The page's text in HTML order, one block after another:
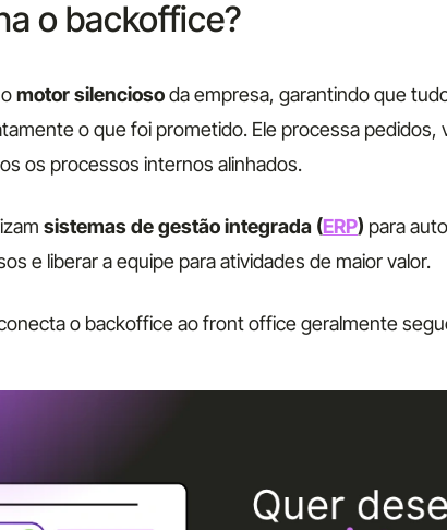
o backoffice?
motor silenciosoda empresa, garantindo que
o que foi prometido. Ele processa pedidos,
os processos internos alinhados.
sistemas de gestão integrada (ERP) para
e liberar a equipe para atividades de maior valor.
o backoffice ao front office geralmente